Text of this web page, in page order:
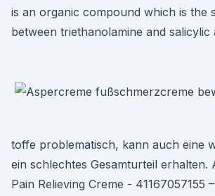
is an organic compound which is the
between triethanolamine and salicylic
toffe problematisch, kann auch eine
ein schlechtes Gesamturteil erhalten.
Pain Relieving Creme - 41167057155